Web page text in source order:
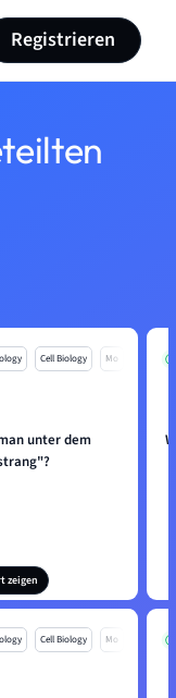
Registrieren
Cell Biology Mo
unter dem
zeigen
Cell Biology Mo